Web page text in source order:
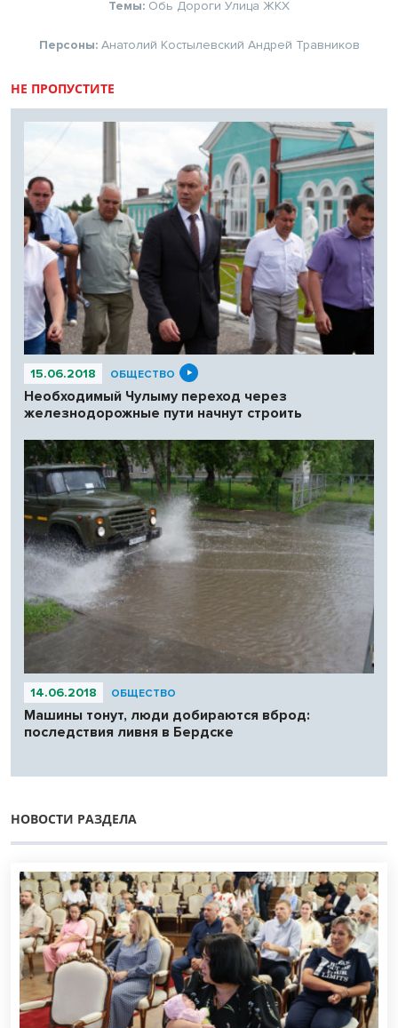
Темы: Обь Дороги Улица ЖКХ
Персоны: Анатолий Костылевский Андрей Травников
НЕ ПРОПУСТИТЕ
15.06.2018 ОБЩЕСТВО
Необходимый Чулыму переход через
железнодорожные пути начнут строить
14.06.2018 ОБЩЕСТВО
Машины тонут, люди добираются вброд:
последствия ливня в Бердске
НОВОСТИ РАЗДЕЛА